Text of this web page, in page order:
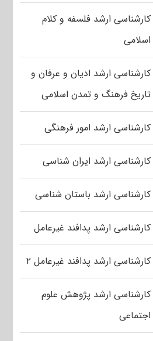
کارشناسی ارشد فلسفه و کلام
اسلامی
کارشناسی ارشد ادیان و عرفان و
تاریخ فرهنگ و تمدن اسلامی
کارشناسی ارشد امور فرهنگی
کارشناسی ارشد ایران شناسی
کارشناسی ارشد باستان شناسی
کارشناسی ارشد پدافند غیرعامل
کارشناسی ارشد پدافند غیرعامل ۲
کارشناسی ارشد پژوهش علوم
اجتماعی